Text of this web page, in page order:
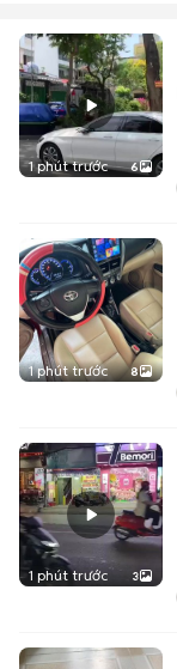
1 phút trước 6
1 phút trước 8
1 phút trước 3